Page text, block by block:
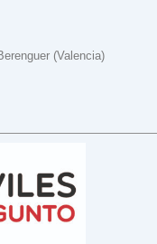
(Valencia)